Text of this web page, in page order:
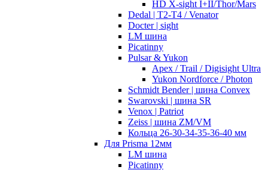
HD X-sight I+II/Thor/Mars
Dedal | T2-T4 / Venator
Docter | sight
LM шина
Picatinny
Pulsar & Yukon
Apex / Trail / Digisight Ultra
Yukon Nordforce / Photon
Schmidt Bender | шина Convex
Swarovski | шина SR
Venox | Patriot
Zeiss | шина ZM/VM
Кольца 26-30-34-35-36-40 мм
Для Prisma 12мм
LM шина
Picatinny